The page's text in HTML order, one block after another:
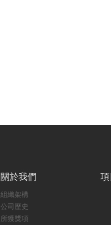
關於我們
組織架構
公司歷史
所獲獎項